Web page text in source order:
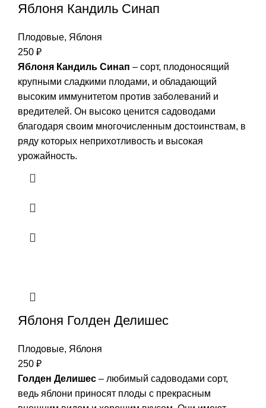
Яблоня Кандиль Синап
Плодовые, Яблоня
250 ₽
Яблоня Кандиль Синап – сорт, плодоносящий
крупными сладкими плодами, и обладающий
высоким иммунитетом против заболеваний и
вредителей. Он высоко ценится садоводами
благодаря своим многочисленным достоинствам, в
ряду которых неприхотливость и высокая
урожайность.
Яблоня Голден Делишес
Плодовые, Яблоня
250 ₽
Голден Делишес – любимый садоводами сорт,
ведь яблони приносят плоды с прекрасным